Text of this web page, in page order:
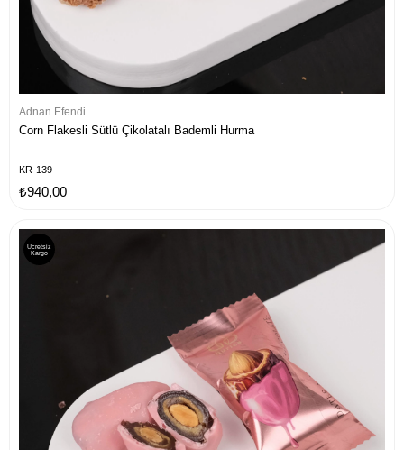
Adnan Efendi
Corn Flakesli Sütlü Çikolatalı Bademli Hurma
KR-139
₺940,00
Ücretsiz
Kargo